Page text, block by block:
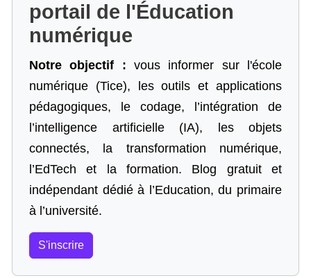
portail de l'Éducation
numérique
Notre objectif : vous informer sur l'école
numérique (Tice), les outils et applications
pédagogiques, le codage,
l’intégration de
l’intelligence artificielle (IA), les objets
connectés, la transformation numérique,
l’EdTech et la formation. Blog gratuit et
indépendant dédié à l’Education, du primaire
à l’université.
S'inscrire